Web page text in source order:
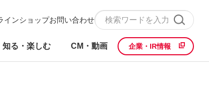
インショップお問い合わせ
知る・楽しむ CM・動画 企業・IR情報